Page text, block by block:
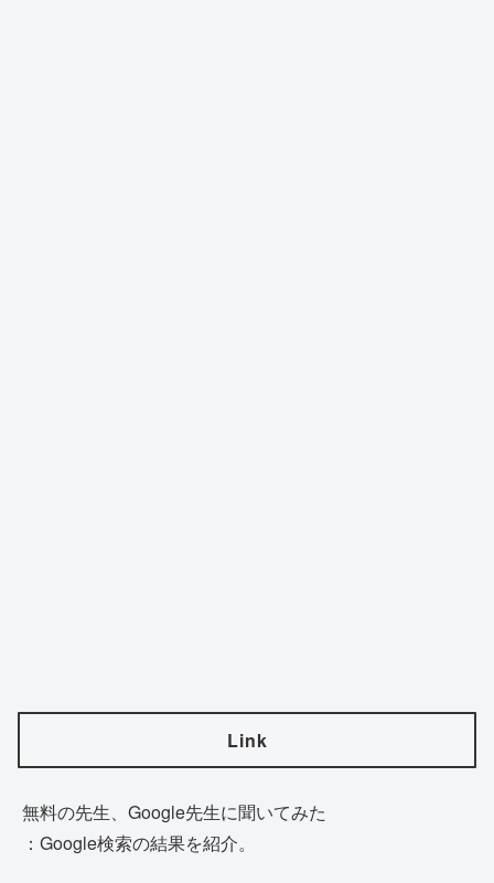
Link
無料の先生、Google先生に聞いてみた
：Google検索の結果を紹介。